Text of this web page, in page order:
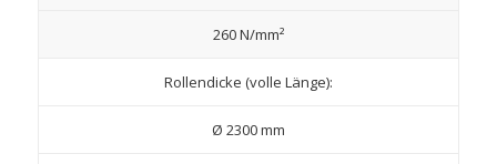
260 N/mm²
Rollendicke (volle Länge):
Ø 2300 mm